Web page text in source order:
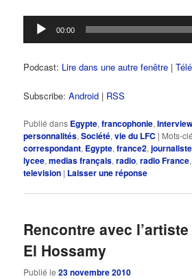
Lecteur
audio
00:00
Podcast: Lire dans une autre fenêtre |
Subscribe:Android | RSS
Publié dans Egypte,francophonie,
personnalités,Société,vie du LFC | Mots-
correspondant, Egypte,france2,journaliste
lycee,medias français,radio,radio France
television | Laisser une réponse
Rencontre avec
El Hossamy
Publié le23 novembre 2010